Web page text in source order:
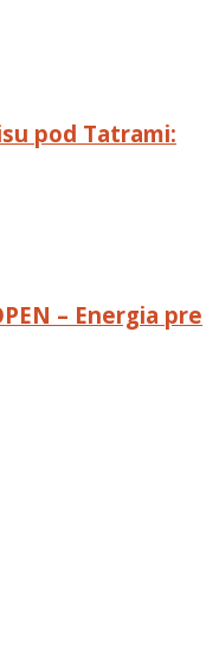
pod Tatrami:
– Energia pre